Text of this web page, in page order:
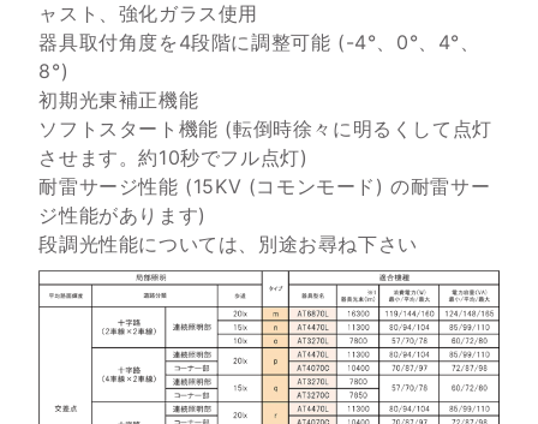
ャスト、強化ガラス使用
器具取付角度を4段階に調整可能 (-4°、0°、4°、
8°)
初期光東補正機能
ソフトスタート機能 (転倒時徐々に明るくして点灯
させます。約10秒でフル点灯)
耐雷サージ性能 (15KV (コモンモード) の耐雷サー
ジ性能があります)
段調光性能については、別途お尋ね下さい